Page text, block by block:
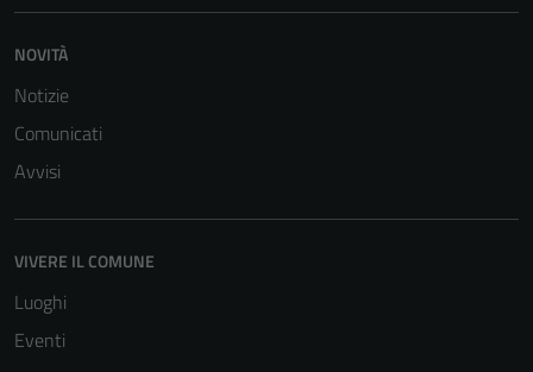
NOVITÀ
Notizie
Comunicati
Avvisi
VIVERE IL COMUNE
Luoghi
Eventi